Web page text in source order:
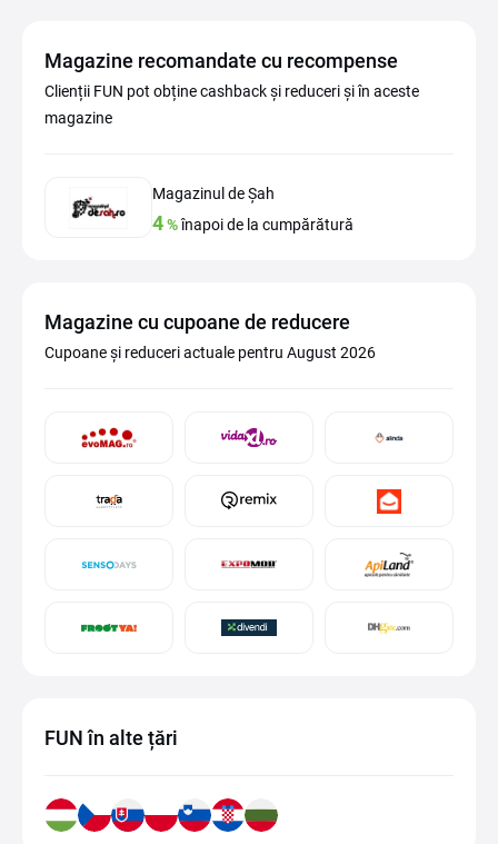
Magazine recomandate cu recompense
Clienții FUN pot obține cashback și reduceri și în aceste
magazine
Magazinul de Șah
4%înapoi de la cumpărătură
Magazine cu cupoane de reducere
Cupoane și reduceri actuale pentru August 2026
FUN în alte țări